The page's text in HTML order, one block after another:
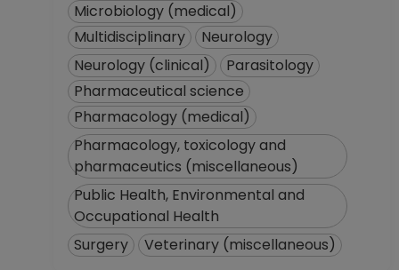
Microbiology (medical)
Multidisciplinary
Neurology
Neurology (clinical)
Parasitology
Pharmaceutical science
Pharmacology (medical)
Pharmacology, toxicology and
pharmaceutics (miscellaneous)
Public Health, Environmental and
Occupational Health
Surgery
Veterinary (miscellaneous)